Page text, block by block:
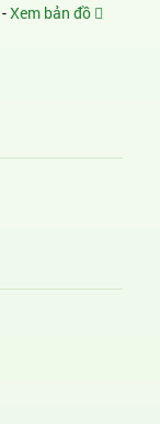
Xem bản đồ